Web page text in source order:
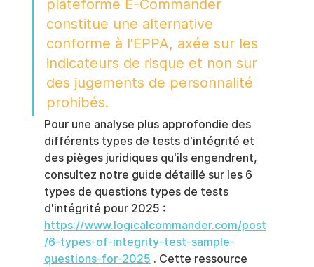
plateforme E-Commander
constitue une alternative
conforme à l'EPPA, axée sur les
indicateurs de risque et non sur
des jugements de personnalité
prohibés.
Pour une analyse plus approfondie des
différents types de tests d'intégrité et
des pièges juridiques qu'ils engendrent,
consultez notre guide détaillé sur les 6
types de questions types de tests
d'intégrité pour 2025 :
https://www.logicalcommander.com/post
/6-types-of-integrity-test-sample-
questions-for-2025 . Cette ressource